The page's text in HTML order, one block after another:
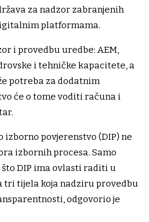
za nadzor zabranjenih
platformama.
i provedbu uredbe: AEM,
i tehničke kapacitete, a
potreba za dodatnim
će o tome voditi računa i
izborno povjerenstvo (DIP) ne
izbornih procesa. Samo
što DIP ima ovlasti raditi u
tri tijela koja nadziru provedbu
odgovorio je